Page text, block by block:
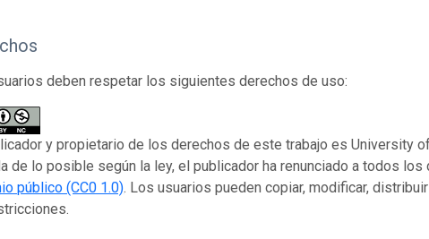
deben respetar los siguientes derechos de uso:
y propietario de los derechos de este trabajo es University
de lo posible según la ley, el publicador ha renunciado a todos
público (CC0 1.0). Los usuarios pueden copiar, modificar,